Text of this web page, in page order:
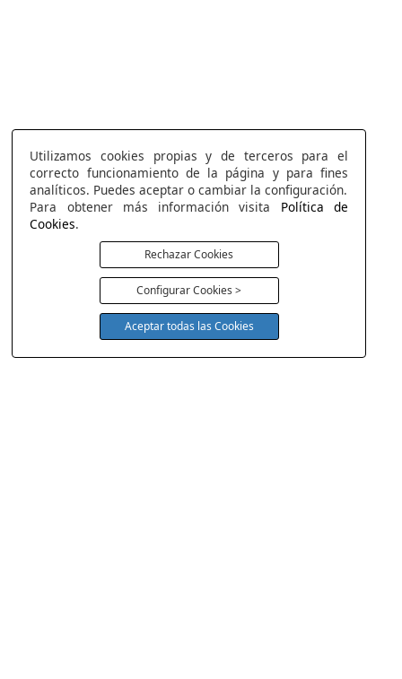
Utilizamos cookies propias y de terceros para el
correcto funcionamiento de la página y para fines
analíticos. Puedes aceptar o cambiar la configuración.
Para obtener más información visita Política de
Cookies.
Rechazar Cookies
Configurar Cookies >
Aceptar todas las Cookies